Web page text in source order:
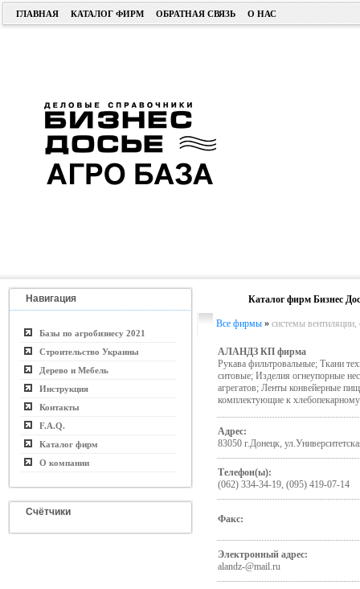
ГЛАВНАЯ КАТАЛОГ ФИРМ ОБРАТНАЯ СВЯЗЬ О НАС
Навигация
Базы по агробизнесу 2021
Строительство Украины
Дерево и Мебель
Инструкция
Контакты
F.A.Q.
Каталог фирм
О компании
Счётчики
Каталог фирм Бизнес
Все фирмы » системы
АЛАНДЗ КП фирма
Рукава фильтровальные; Ткани
ситовые; Изделия огнеупорные
агрегатов; Ленты конвейерные
комплектующие к
Адрес:
83050 г.Донецк,
Телефон(ы):
(062) 334-34-19, (095) 419-07-14
Факс:
Электронный адрес:
alandz-@mail.ru